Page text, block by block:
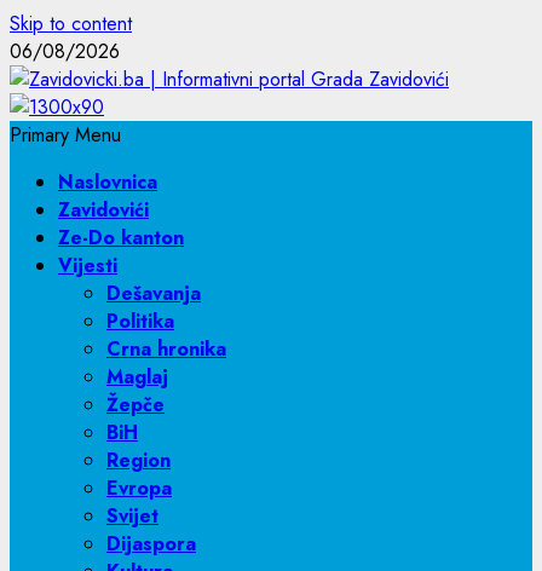
Skip to content
06/08/2026
Primary Menu
Naslovnica
Zavidovići
Ze-Do kanton
Vijesti
Dešavanja
Politika
Crna hronika
Maglaj
Žepče
BiH
Region
Evropa
Svijet
Dijaspora